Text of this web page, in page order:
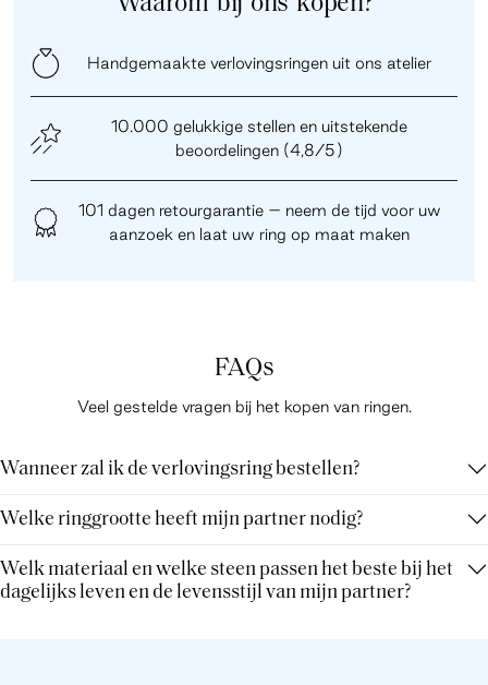
Handgemaakte verlovingsringen uit ons atelier
10.000 gelukkige stellen en uitstekende
beoordelingen (4,8/5)
101 dagen retourgarantie – neem de tijd voor uw
aanzoek en laat uw ring op maat maken
FAQs
Veel gestelde vragen bij het kopen van ringen.
Wanneer zal ik de verlovingsring bestellen?
Welke ringgrootte heeft mijn partner nodig?
Welk materiaal en welke steen passen het beste bij het
dagelijks leven en de levensstijl van mijn partner?